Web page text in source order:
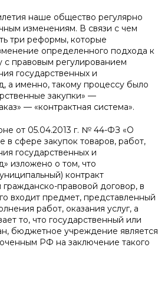
наше общество регулярно
изменениям. В связи с чем
три реформы, которые
определенного подхода к
с правовым регулированием
государственных и
а именно, такому процессу было
закупки» —
— «контрактная система».
от 05.04.2013 г. № 44-ФЗ «О
в сфере закупок товаров, работ,
государственных и
изложено о том, что
контракт
правовой договор, в
входит предмет, представленный
работ, оказания услуг, а
то, что государственный или
бюджетное учреждение является
РФ на заключение такого